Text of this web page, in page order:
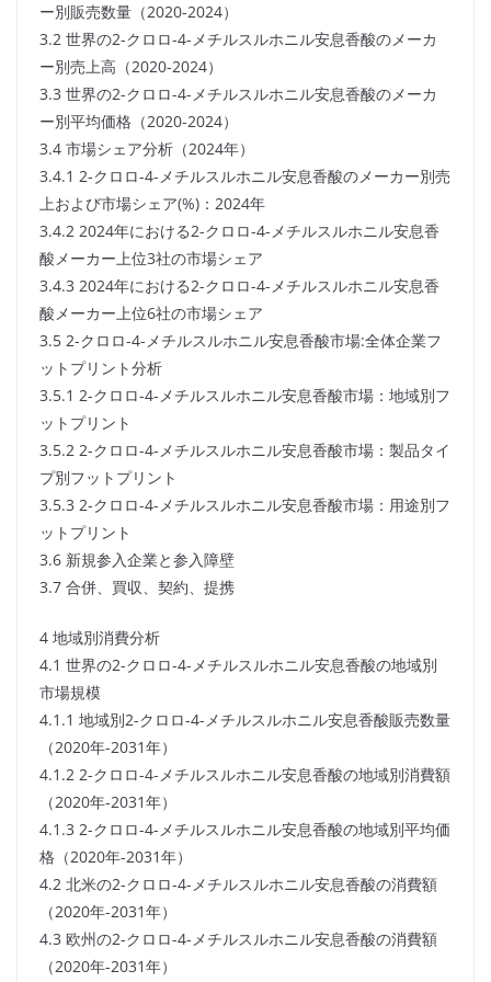
ー別販売数量（2020-2024）
3.2 世界の2-クロロ-4-メチルスルホニル安息香酸のメーカ
ー別売上高（2020-2024）
3.3 世界の2-クロロ-4-メチルスルホニル安息香酸のメーカ
ー別平均価格（2020-2024）
3.4 市場シェア分析（2024年）
3.4.1 2-クロロ-4-メチルスルホニル安息香酸のメーカー別売
上および市場シェア(%)：2024年
3.4.2 2024年における2-クロロ-4-メチルスルホニル安息香
酸メーカー上位3社の市場シェア
3.4.3 2024年における2-クロロ-4-メチルスルホニル安息香
酸メーカー上位6社の市場シェア
3.5 2-クロロ-4-メチルスルホニル安息香酸市場:全体企業フ
ットプリント分析
3.5.1 2-クロロ-4-メチルスルホニル安息香酸市場：地域別フ
ットプリント
3.5.2 2-クロロ-4-メチルスルホニル安息香酸市場：製品タイ
プ別フットプリント
3.5.3 2-クロロ-4-メチルスルホニル安息香酸市場：用途別フ
ットプリント
3.6 新規参入企業と参入障壁
3.7 合併、買収、契約、提携
4 地域別消費分析
4.1 世界の2-クロロ-4-メチルスルホニル安息香酸の地域別
市場規模
4.1.1 地域別2-クロロ-4-メチルスルホニル安息香酸販売数量
（2020年-2031年）
4.1.2 2-クロロ-4-メチルスルホニル安息香酸の地域別消費額
（2020年-2031年）
4.1.3 2-クロロ-4-メチルスルホニル安息香酸の地域別平均価
格（2020年-2031年）
4.2 北米の2-クロロ-4-メチルスルホニル安息香酸の消費額
（2020年-2031年）
4.3 欧州の2-クロロ-4-メチルスルホニル安息香酸の消費額
（2020年-2031年）